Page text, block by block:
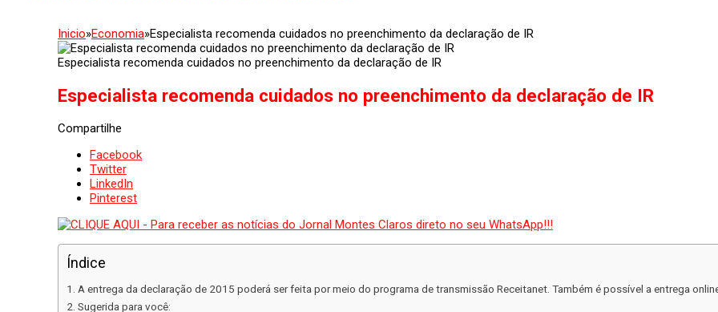
Inicio»Economia»Especialista recomenda cuidados no preenchimento da declaração de IR
Especialista recomenda cuidados no preenchimento da declaração de IR
Especialista recomenda cuidados no preenchimento da declaração de IR
Compartilhe
Facebook
Twitter
LinkedIn
Pinterest
Índice
A entrega da declaração de 2015 poderá ser feita por meio do programa de transmissão Receitanet. Também é possível a entrega
Sugerida para você: